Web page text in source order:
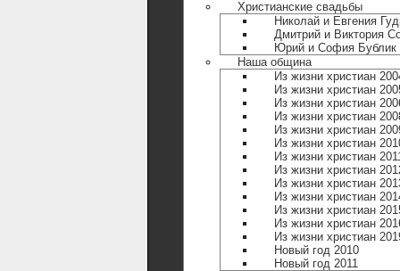
Христианские свадьбы
Николай и Евгения
Дмитрий и Виктория
Юрий и София Бублик
Наша община
Из жизни христиан
Из жизни христиан
Из жизни христиан
Из жизни христиан
Из жизни христиан
Из жизни христиан
Из жизни христиан
Из жизни христиан
Из жизни христиан
Из жизни христиан
Из жизни христиан
Из жизни христиан
Из жизни христиан
Новый год 2010
Новый год 2011